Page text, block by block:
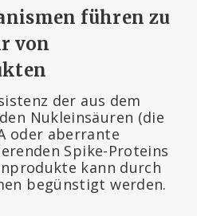
führen zu
von
der aus dem
Nukleinsäuren (die
oder aberrante
Spike-Proteins
kann durch
begünstigt werden.